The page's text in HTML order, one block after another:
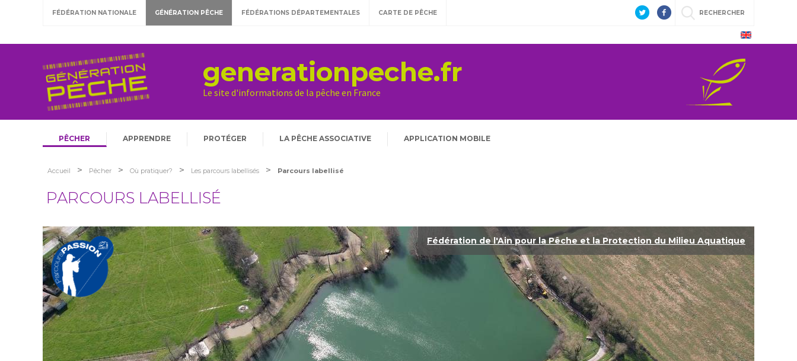
FÉDÉRATION NATIONALE GÉNÉRATION PÊCHE FÉDÉRATIONS DÉPARTEMENTALES CARTE DE PÊCHE RECHERCHER
generationpeche.fr
Le site d'informations de la pêche en France
PÊCHER APPRENDRE PROTÉGER LA PÊCHE ASSOCIATIVE APPLICATION MOBILE
Accueil > Pêcher > Où pratiquer? > Les parcours labellisés > Parcours labellisé
PARCOURS LABELLISÉ
Fédération de l'Ain pour la Pêche et la Protection du Milieu Aquatique